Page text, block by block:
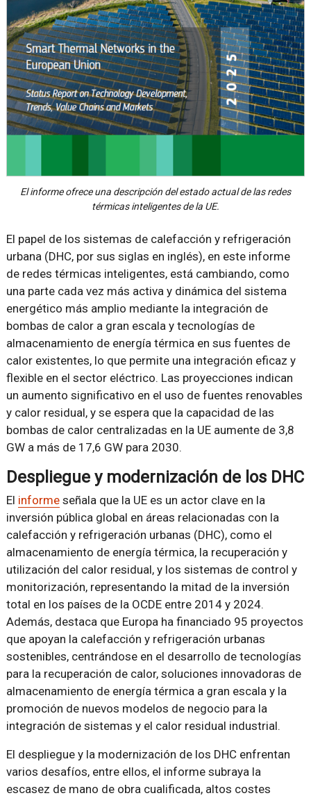
El informe ofrece una descripción del estado actual de las redes
térmicas inteligentes de la UE.
El papel de los sistemas de calefacción y refrigeración
urbana (DHC, por sus siglas en inglés), en este informe
de redes térmicas inteligentes, está cambiando, como
una parte cada vez más activa y dinámica del sistema
energético más amplio mediante la integración de
bombas de calor a gran escala y tecnologías de
almacenamiento de energía térmica en sus fuentes de
calor existentes, lo que permite una integración eficaz y
flexible en el sector eléctrico. Las proyecciones indican
un aumento significativo en el uso de fuentes renovables
y calor residual, y se espera que la capacidad de las
bombas de calor centralizadas en la UE aumente de 3,8
GW a más de 17,6 GW para 2030.
Despliegue y modernización de los DHC
El informeseñala que la UE es un actor clave en la
inversión pública global en áreas relacionadas con la
calefacción y refrigeración urbanas (DHC), como el
almacenamiento de energía térmica, la recuperación y
utilización del calor residual, y los sistemas de control y
monitorización, representando la mitad de la inversión
total en los países de la OCDE entre 2014 y 2024.
Además, destaca que Europa ha financiado 95 proyectos
que apoyan la calefacción y refrigeración urbanas
sostenibles, centrándose en el desarrollo de tecnologías
para la recuperación de calor, soluciones innovadoras de
almacenamiento de energía térmica a gran escala y la
promoción de nuevos modelos de negocio para la
integración de sistemas y el calor residual industrial.
El despliegue y la modernización de los DHC enfrentan
varios desafíos, entre ellos, el informe subraya la
escasez de mano de obra cualificada, altos costes